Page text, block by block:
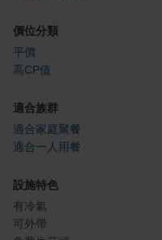
價位分類
平價
高CP值
適合族群
適合家庭聚餐
適合一人用餐
設施特色
有冷氣
可外帶